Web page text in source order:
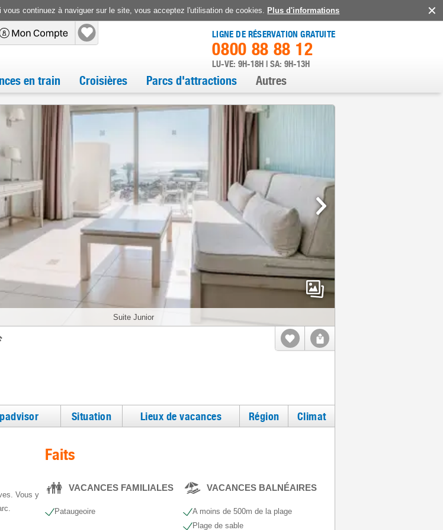
continuez à naviguer sur le site, vous acceptez l'utilisation de cookies. Plus d'informations
LIGNE DE RÉSERVATION GRATUITE
0800 88 88 12
LU-VE: 9H-18H | SA: 9H-13H
en train Croisières Parcs d'attractions Autres
Situation Lieux de vacances Région Climat
Vous y
Faits
VACANCES FAMILIALES
Pataugeoire
VACANCES BALNÉAIRES
A moins de 500m de la plage
Plage de sable